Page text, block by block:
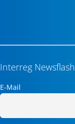
Interreg Newsflash
E-Mail